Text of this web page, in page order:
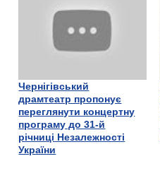
Чернігівський
драмтеатр пропонує
переглянути концертну
програму до 31-й
річниці Незалежності
України